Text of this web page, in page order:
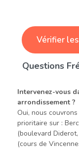
Vérifier
Questions
Intervenez-vous
arrondissement ?
Oui, nous
prioritaire sur :
(boulevard
(cours de